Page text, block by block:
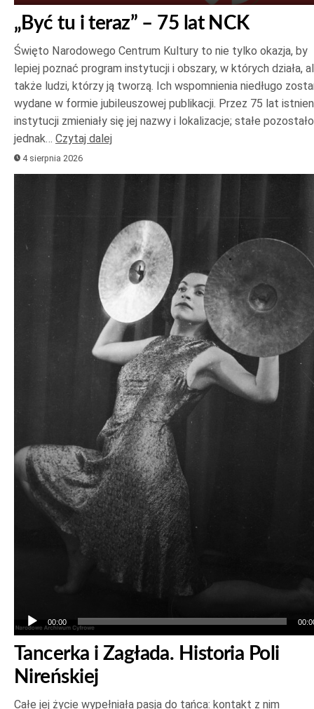
„Być tu i teraz” – 75 lat NCK
Święto Narodowego Centrum Kultury to nie tylko okazja, by
lepiej poznać program instytucji i obszary, w których działa,
także ludzi, którzy ją tworzą. Ich wspomnienia niedługo
wydane w formie jubileuszowej publikacji. Przez 75 lat
instytucji zmieniały się jej nazwy i lokalizacje; stałe pozostało
jednak… Czytaj dalej
4 sierpnia 2026
00:00
Tancerka i Zagłada. Historia Poli
Nireńskiej
Całe jej życie wypełniała pasja do tańca: kontakt z nim